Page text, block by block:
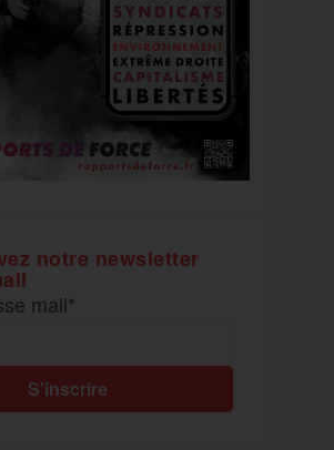
notre newsletter
mail*